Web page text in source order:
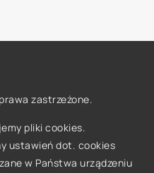
zastrzeżone.
pliki cookies.
ustawień dot. cookies
w Państwa urządzeniu